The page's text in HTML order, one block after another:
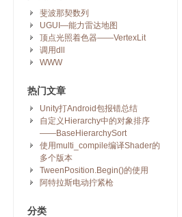
斐波那契数列
UGUI—能力雷达地图
顶点光照着色器——VertexLit
调用dll
WWW
热门文章
Unity打Android包报错总结
自定义Hierarchy中的对象排序
——BaseHierarchySort
使用multi_compile编译Shader的
多个版本
TweenPosition.Begin()的使用
阿特拉斯电动拧紧枪
分类